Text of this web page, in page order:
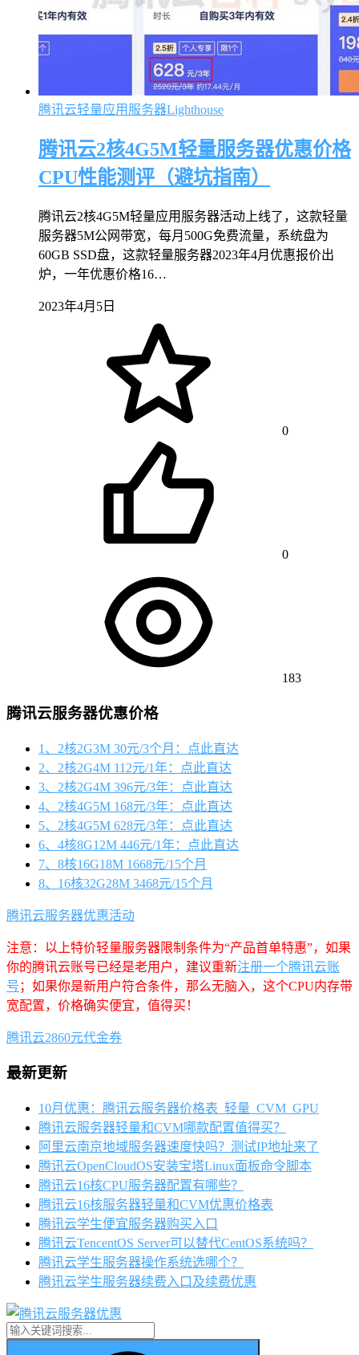
腾讯云轻量应用服务器Lighthouse
腾讯云2核4G5M轻量服务器优惠价格
CPU性能测评（避坑指南）
腾讯云2核4G5M轻量应用服务器活动上线了，这款轻量
服务器5M公网带宽，每月500G免费流量，系统盘为
60GB SSD盘，这款轻量服务器2023年4月优惠报价出
炉，一年优惠价格16…
2023年4月5日
0
0
183
腾讯云服务器优惠价格
1、2核2G3M 30元/3个月：点此直达
2、2核2G4M 112元/1年：点此直达
3、2核2G4M 396元/3年：点此直达
4、2核4G5M 168元/3年：点此直达
5、2核4G5M 628元/3年：点此直达
6、4核8G12M 446元/1年：点此直达
7、8核16G18M 1668元/15个月
8、16核32G28M 3468元/15个月
腾讯云服务器优惠活动
注意：以上特价轻量服务器限制条件为“产品首单特惠”，如果
你的腾讯云账号已经是老用户，建议重新注册一个腾讯云账
号 ；如果你是新用户符合条件，那么无脑入，这个CPU内存带
宽配置，价格确实便宜，值得买！
腾讯云2860元代金券
最新更新
10月优惠：腾讯云服务器价格表_轻量_CVM_GPU
腾讯云服务器轻量和CVM哪款配置值得买？
阿里云南京地域服务器速度快吗？测试IP地址来了
腾讯云OpenCloudOS安装宝塔Linux面板命令脚本
腾讯云16核CPU服务器配置有哪些？
腾讯云16核服务器轻量和CVM优惠价格表
腾讯云学生便宜服务器购买入口
腾讯云TencentOS Server可以替代CentOS系统吗？
腾讯云学生服务器操作系统选哪个？
腾讯云学生服务器续费入口及续费优惠